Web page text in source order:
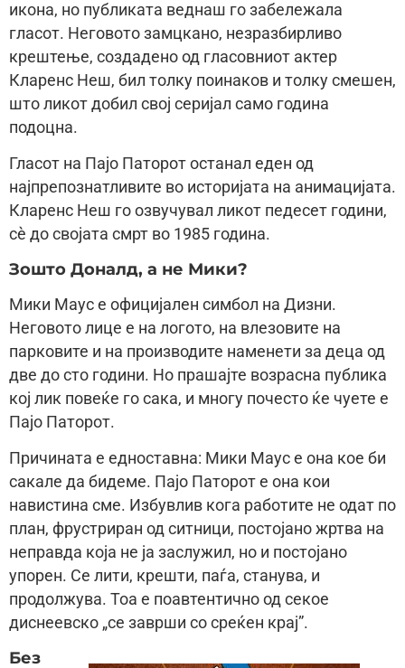
икона, но публиката веднаш го забележала
гласот. Неговото замцкано, незразбирливо
крештење, создадено од гласовниот актер
Кларенс Неш, бил толку поинаков и толку смешен,
што ликот добил свој серијал само година
подоцна.
Гласот на Пајо Паторот останал еден од
најпрепознатливите во историјата на анимацијата.
Кларенс Неш го озвучувал ликот педесет години,
сè до својата смрт во 1985 година.
Зошто Доналд, а не Мики?
Мики Маус е официјален симбол на Дизни.
Неговото лице е на логото, на влезовите на
парковите и на производите наменети за деца од
две до сто години. Но прашајте возрасна публика
кој лик повеќе го сака, и многу почесто ќе чуете е
Пајо Паторот.
Причината е едноставна: Мики Маус е она кое би
сакале да бидеме. Пајо Паторот е она кои
навистина сме. Избувлив кога работите не одат по
план, фрустриран од ситници, постојано жртва на
неправда која не ја заслужил, но и постојано
упорен. Се лити, крешти, паѓа, станува, и
продолжува. Тоа е поавтентично од секое
диснеевско „се заврши со среќен крај”.
Без